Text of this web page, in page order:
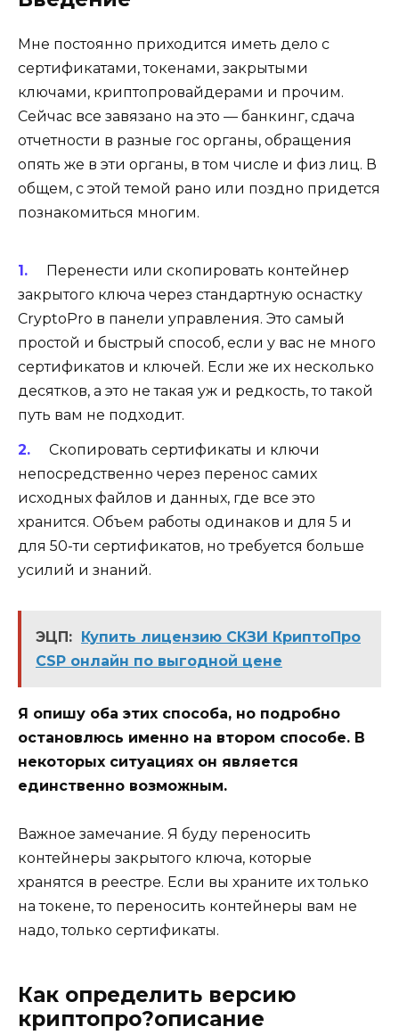
Мне постоянно приходится иметь дело с
сертификатами, токенами, закрытыми
ключами, криптопровайдерами и прочим.
Сейчас все завязано на это — банкинг, сдача
отчетности в разные гос органы, обращения
опять же в эти органы, в том числе и физ лиц. В
общем, с этой темой рано или поздно придется
познакомиться многим.
Перенести или скопировать контейнер
закрытого ключа через стандартную оснастку
CryptoPro в панели управления. Это самый
простой и быстрый способ, если у вас не много
сертификатов и ключей. Если же их несколько
десятков, а это не такая уж и редкость, то такой
путь вам не подходит.
Скопировать сертификаты и ключи
непосредственно через перенос самих
исходных файлов и данных, где все это
хранится. Объем работы одинаков и для 5 и
для 50-ти сертификатов, но требуется больше
усилий и знаний.
ЭЦП: Купить лицензию СКЗИ КриптоПро
CSP онлайн по выгодной цене
Я опишу оба этих способа, но подробно
остановлюсь именно на втором способе. В
некоторых ситуациях он является
единственно возможным.
Важное замечание. Я буду переносить
контейнеры закрытого ключа, которые
хранятся в реестре. Если вы храните их только
на токене, то переносить контейнеры вам не
надо, только сертификаты.
Как определить версию
криптопро?описание